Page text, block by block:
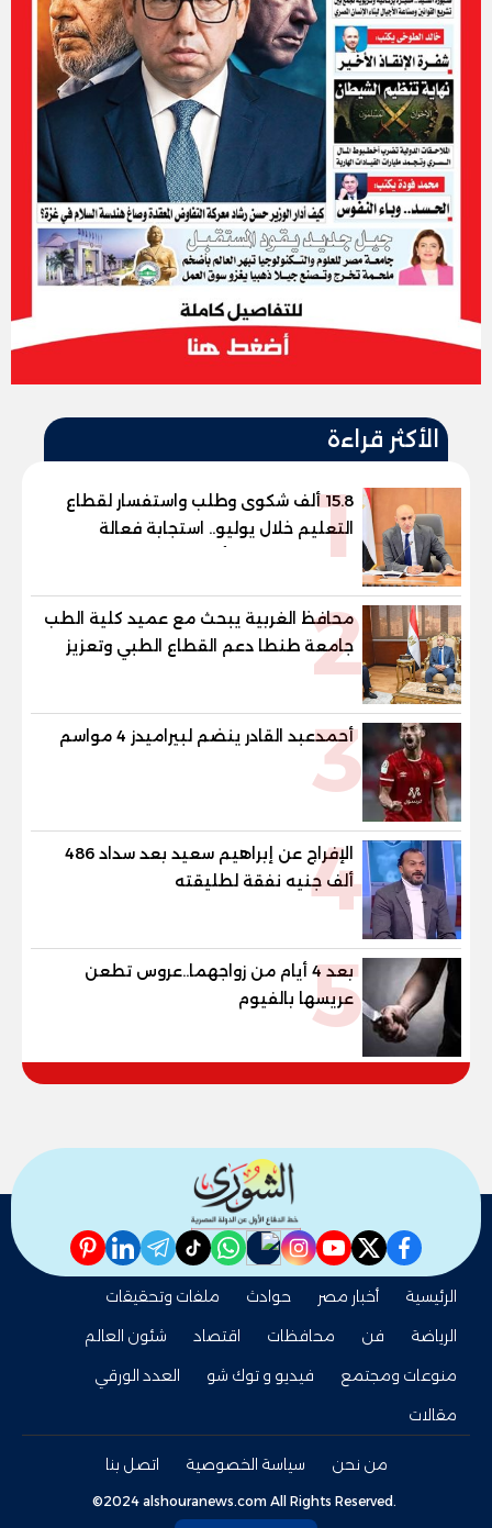
الأكثر قراءة
115.8 ألف شكوى وطلب واستفسار لقطاع
التعليم خلال يوليو.. استجابة فعالة
لشكاوى الطلاب وأولياء الأمور
2
محافظ الغربية يبحث مع عميد كلية الطب
جامعة طنطا دعم القطاع الطبي وتعزيز
الاستفادة من الخبرات الأكاديمية
3
أحمدعبد القادر ينضم لبيراميدز 4 مواسم
4
الإفراج عن إبراهيم سعيد بعد سداد 486
ألف جنيه نفقة لطليقته
5بعد 4 أيام من زواجهما..عروس تطعن
عريسها بالفيوم
facebook
twitter
youtube
instagram
nabd
whatsapp
tiktok
telegram
linkedin
pinterest
الرئيسية أخبار مصر حوادث
ملفات وتحقيقات
الرياضة
فن محافظات اقتصاد
شئون العالم
منوعات ومجتمع
فيديو و توك شو
العدد الورقي
مقالات
من نحن سياسة الخصوصية اتصل بنا
©2024 alshouranews.com All Rights Reserved.